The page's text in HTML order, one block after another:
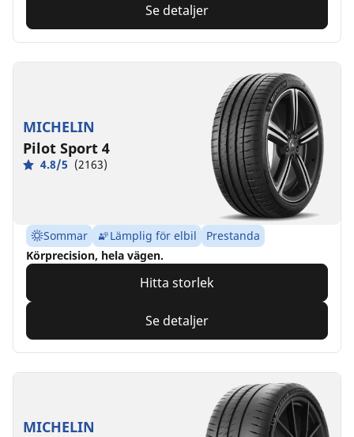
Se detaljer
MICHELIN
Pilot Sport 4
4.8/5 (2163)
Sommar Lämplig för elbil
Prestanda
Körprecision, hela vägen.
Hitta storlek
Se detaljer
MICHELIN